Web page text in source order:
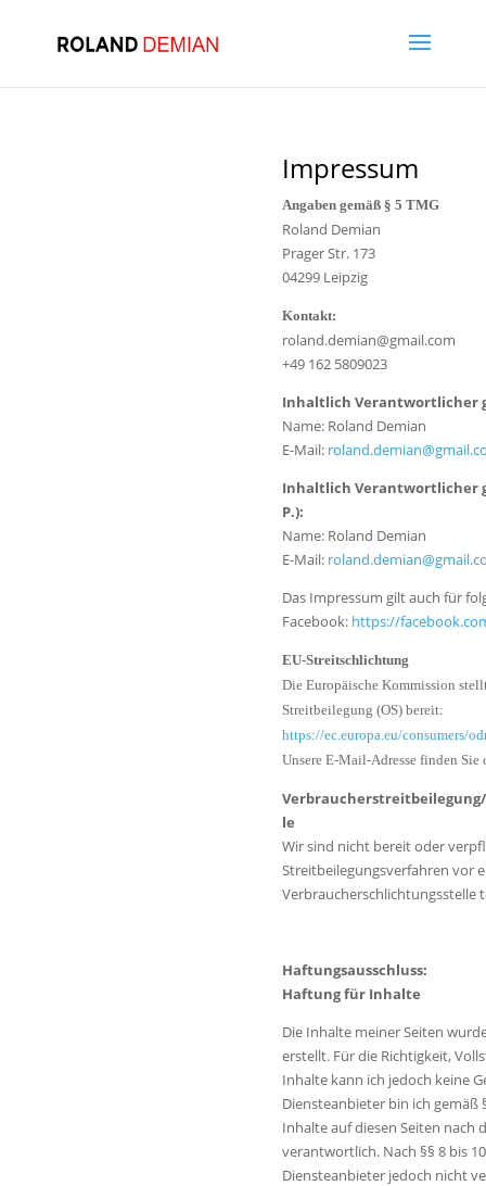
Impressum
Angaben gemäß § 5 TMG
Roland Demian
Prager Str. 173
04299 Leipzig
Kontakt:
roland.demian@gmail.com
+49 162 5809023
Inhaltlich Verantwortlicher
Name: Roland Demian
E-Mail:
Inhaltlich Verantwortlicher
P.):
Name: Roland Demian
E-Mail:
Das Impressum gilt auch für
Facebook: https://
EU-Streitschlichtung
Die Europäische Kommission
Streitbeilegung (OS) bereit:
https://ec.europa.eu/consumers/
Unsere E-Mail-Adresse finden Sie
le
Wir sind nicht bereit oder
Streitbeilegungsverfahren vor
Verbraucherschlichtungsstelle
Haftungsausschluss:
Haftung für Inhalte
Die Inhalte meiner Seiten
erstellt. Für die Richtigkeit,
Inhalte kann ich jedoch keine
Diensteanbieter bin ich gemäß
Inhalte auf diesen Seiten nach
verantwortlich. Nach §§ 8 bis
Diensteanbieter jedoch nicht